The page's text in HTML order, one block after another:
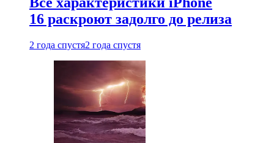
16 раскроют задолго до релиза
2 года спустя2 года спустя